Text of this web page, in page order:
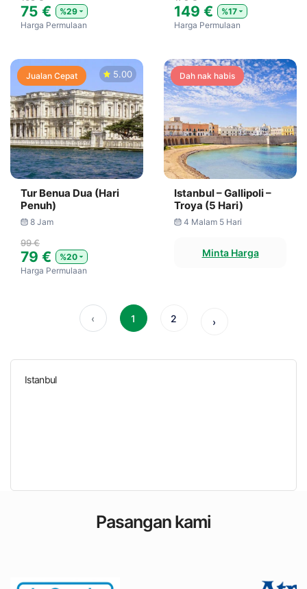
75 €
%29
Harga Permulaan
149 €
%17
Harga Permulaan
Jualan Cepat 5.00
Tur Benua Dua (Hari
Penuh)
8 Jam
99 €
79 €
%20
Harga Permulaan
Dah nak habis
Istanbul – Gallipoli –
Troya (5 Hari)
4 Malam 5 Hari
Minta Harga
‹ 1 2 ›
Istanbul
Pasangan kami